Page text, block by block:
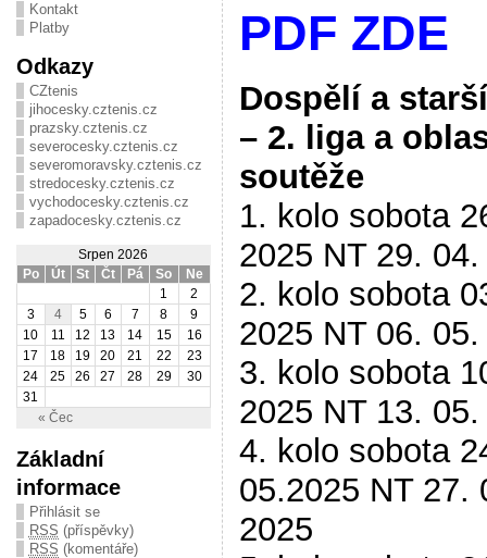
Kontakt
Platby
Odkazy
CZtenis
jihocesky.cztenis.cz
prazsky.cztenis.cz
severocesky.cztenis.cz
severomoravsky.cztenis.cz
stredocesky.cztenis.cz
vychodocesky.cztenis.cz
zapadocesky.cztenis.cz
Srpen 2026
Po
Út St Čt Pá So Ne
« Čec
1
2
3
4 5 6 7 8
9
10
11 12 13 14 15
16
17
18 19 20 21 22
23
24
25 26 27 28 29
30
31
Základní
informace
Přihlásit se
RSS (příspěvky)
RSS (komentáře)
PDF ZDE
Dospělí a
– 2. liga a
soutěže
1. kolo sobota
2025 NT 29.
2. kolo sobota
2025 NT 06.
3. kolo sobota
2025 NT 13.
4. kolo sobota
05.2025 NT 27.
2025